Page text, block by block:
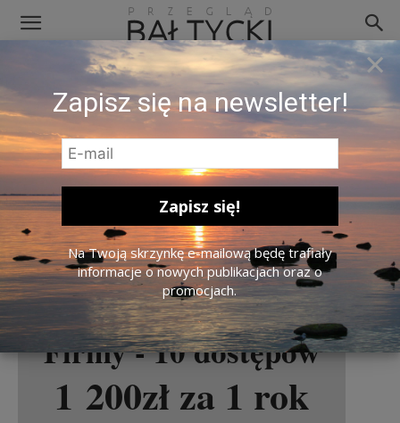
Firmy 5 | 10 | 15
29 marca 2023
Firmy - 5 dostępów
675zł za 1 rok
Wyślij
Firmy - 10 dostępów
1 200zł za 1 rok
×
Zapisz się na newsletter!
Na Twoją skrzynkę e-mailową będę trafiały
informacje o nowych publikacjach oraz o
promocjach.